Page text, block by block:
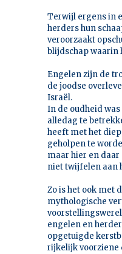
Terwijl ergens in
herders hun
veroorzaakt
blijdschap waarin
Engelen zijn de
de joodse
Israël.
In de oudheid
alledag te
heeft met het
geholpen te
maar hier en
niet twijfelen aan
Zo is het ook met
mythologische
engelen en
opgetuigde
rijkelijk voorziene